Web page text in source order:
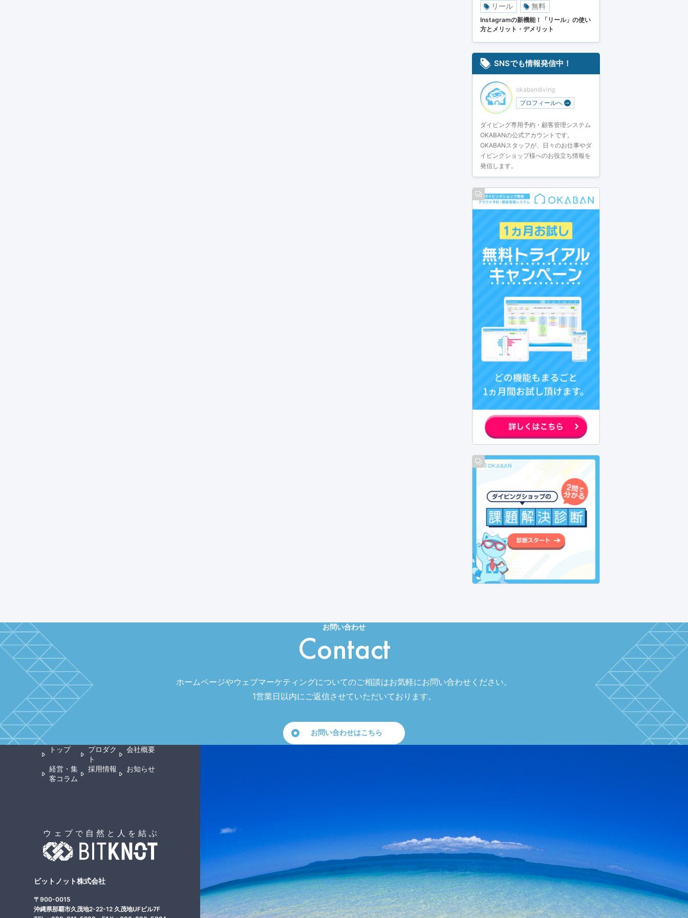
リール
無料
Instagramの新機能！「リール」の使い
方とメリット・デメリット
SNSでも情報発信中！
okabandiving
プロフィールへ
ダイビング専用予約・顧客管理システム
OKABANの公式アカウントです。
OKABANスタッフが、日々のお仕事やダ
イビングショップ様へのお役立ち情報を
発信します。
お問い合わせ
Contact
ホームページやウェブマーケティングについてのご相談はお気軽にお問い合わせください。
1営業日以内にご返信させていただいております。
お問い合わせはこちら
トップ
プロダク
ト
会社概要
経営・集
客コラム
採用情報 お知らせ
ビットノット株式会社
〒900-0015
沖縄県那覇市久茂地2-22-12 久茂地UFビル7F